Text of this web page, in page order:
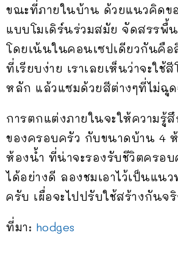
ขณะที่ภายในบ้าน ด้วยแนวคิดข
แบบโมเดิร์นร่วมสมัย จัดสรรพื้
โดยเน้นในคอนเซปเดียวกันคื
ที่เรียบง่าย เราเลยเห็นว่าจะใช้
หลัก แล้วแซมด้วยสีต่างๆที่ไม่ฉู
การตกแต่งภายในจะให้ความรู้
ของครอบครัว กับขนาดบ้าน 4
ห้องน้ำ ที่น่าจะรองรับชีวิตครอบ
ได้อย่างดี ลองชมเอาไว้เป็นแน
ครับ เผื่อจะไปปรับใช้สร้างกันจ
ที่มา: hodges